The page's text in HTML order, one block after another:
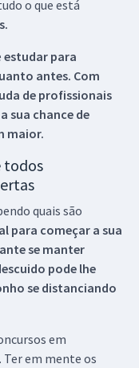
o que está
estudar para
antes. Com
de profissionais
sua chance de
maior.
todos
quais são
para começar a sua
se manter
pode lhe
se distanciando
em
em mente os